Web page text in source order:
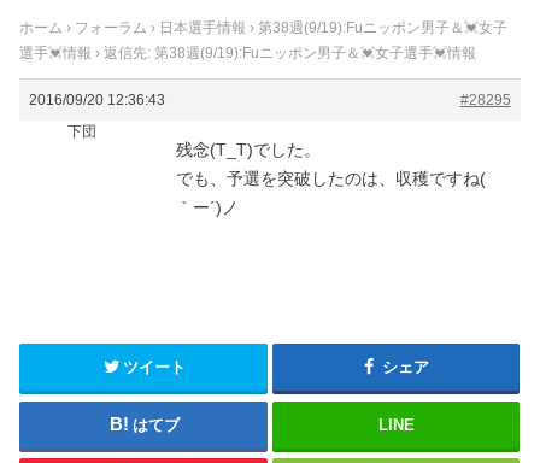
ホーム › フォーラム › 日本選手情報 › 第38週(9/19):Fuニッポン男子＆💓女子
選手💓情報 › 返信先: 第38週(9/19):Fuニッポン男子＆💓女子選手💓情報
2016/09/20 12:36:43
#28295
下団
残念(T_T)でした。
でも、予選を突破したのは、収穫ですね(
｀ー´)ノ
ツイート シェア
はてブ LINE